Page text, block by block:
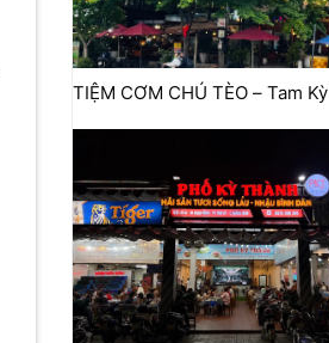
TIỆM CƠM CHÚ TÈO – Tam Kỳ